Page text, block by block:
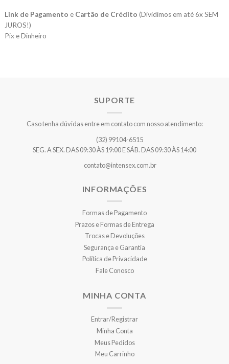
Link de Pagamento e Cartão de Crédito (Dividimos em até 6x SEM
JUROS!)
Pix e Dinheiro
SUPORTE
Caso tenha dúvidas entre em contato com nosso atendimento:
(32) 99104-6515
SEG. A SEX. DAS 09:30 ÀS 19:00 E SÁB. DAS 09:30 ÀS 14:00
contato@intensex.com.br
INFORMAÇÕES
Formas de Pagamento
Prazos e Formas de Entrega
Trocas e Devoluções
Segurança e Garantia
Política de Privacidade
Fale Conosco
MINHA CONTA
Entrar/Registrar
Minha Conta
Meus Pedidos
Meu Carrinho